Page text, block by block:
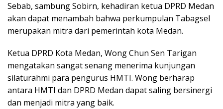
Sebab, sambung Sobirn, kehadiran ketua DPRD Medan
akan dapat menambah bahwa perkumpulan Tabagsel
merupakan mitra dari pemerintah kota Medan.
Ketua DPRD Kota Medan, Wong Chun Sen Tarigan
mengatakan sangat senang menerima kunjungan
silaturahmi para pengurus HMTI. Wong berharap
antara HMTI dan DPRD Medan dapat saling bersinergi
dan menjadi mitra yang baik.